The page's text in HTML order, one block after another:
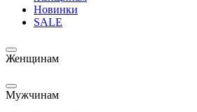
Новинки
SALE
Женщинам
Мужчинам